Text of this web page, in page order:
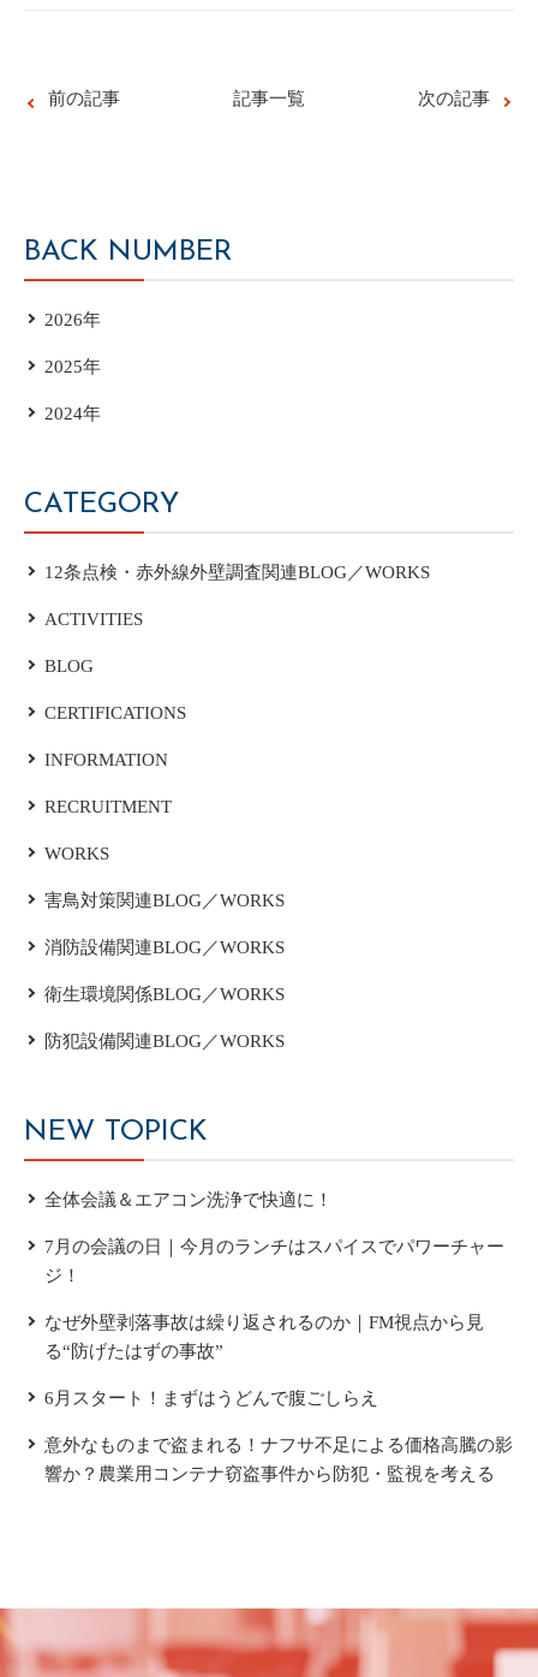
前の記事 記事一覧 次の記事
BACK NUMBER
2026年
2025年
2024年
CATEGORY
12条点検・赤外線外壁調査関連BLOG／WORKS
ACTIVITIES
BLOG
CERTIFICATIONS
INFORMATION
RECRUITMENT
WORKS
害鳥対策関連BLOG／WORKS
消防設備関連BLOG／WORKS
衛生環境関係BLOG／WORKS
防犯設備関連BLOG／WORKS
NEW TOPICK
全体会議＆エアコン洗浄で快適に！
7月の会議の日｜今月のランチはスパイスでパワーチャー
ジ！
なぜ外壁剥落事故は繰り返されるのか｜FM視点から見
る“防げたはずの事故”
6月スタート！まずはうどんで腹ごしらえ
意外なものまで盗まれる！ナフサ不足による価格高騰の影
響か？農業用コンテナ窃盗事件から防犯・監視を考える